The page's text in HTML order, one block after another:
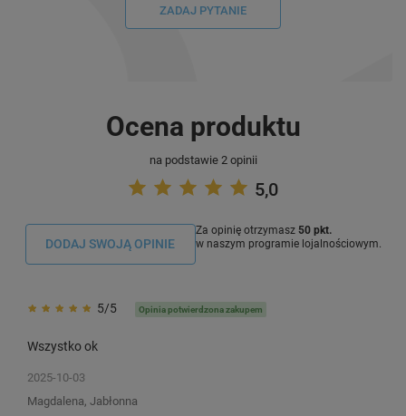
ZADAJ PYTANIE
Ocena produktu
na podstawie 2 opinii
5,0
DODAJ SWOJĄ OPINIE
Za opinię otrzymasz 50 pkt.
w naszym programie lojalnościowym.
5/5 Opinia potwierdzona zakupem
Wszystko ok
2025-10-03
Magdalena, Jabłonna